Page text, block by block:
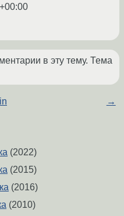
в эту тему. Тема
→
(2022)
(2015)
(2016)
(2010)